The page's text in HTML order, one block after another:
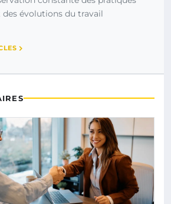
évolutions du travail